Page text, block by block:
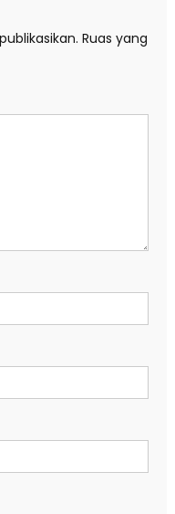
Ruas yang